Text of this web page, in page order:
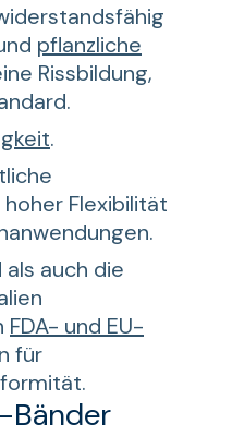
pflanzliche
Rissbildung,
.
Flexibilität
als auch die
FDA- und EU-
für
Bänder